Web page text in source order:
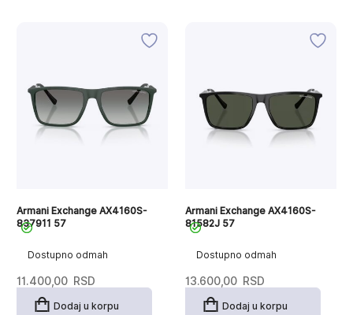
Dostupno odmah
Armani Exchange AX4160S-
837911 57
11.400,00 RSD
Dodaj u korpu
Dostupno odmah
Armani Exchange AX4160S-
81582J 57
13.600,00 RSD
Dodaj u korpu